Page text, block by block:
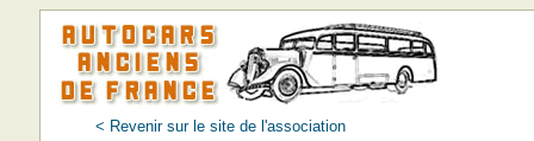
< Revenir sur le site de l'association